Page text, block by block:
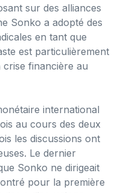
sur des alliances
Sonko a adopté des
en tant que
est particulièrement
crise financière au
international
au cours des deux
les discussions ont
Le dernier
Sonko ne dirigeait
pour la première